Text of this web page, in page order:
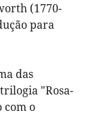
(1770-
para
das
"Rosa-
com o